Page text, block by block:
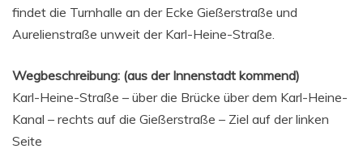
findet die Turnhalle an der Ecke Gießerstraße und
Aurelienstraße unweit der Karl-Heine-Straße.
Wegbeschreibung: (aus der Innenstadt kommend)
Karl-Heine-Straße – über die Brücke über dem Karl-Heine-
Kanal – rechts auf die Gießerstraße – Ziel auf der linken
Seite